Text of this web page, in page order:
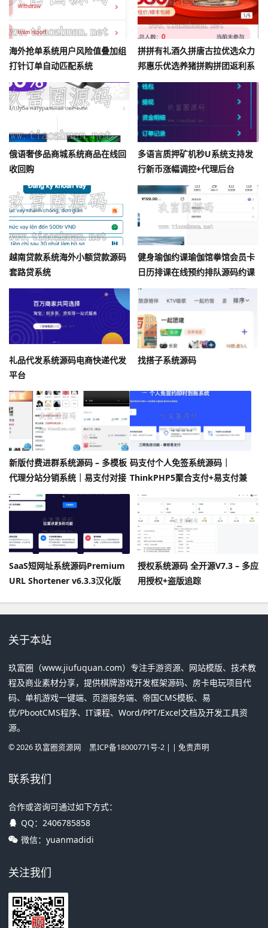
海外抢单系统用户风险值叠加组
打针订单自动匹配系统
拼拼有礼酒久拼唐古拉优选众力
邦惠乐优选养猪拼购拼团返利系
统
俄语奢侈品商城系统商品在线回
收回购
多语言质押矿机秒U系统支持发
行新币涨幅调控+代理后台
越南贷款系统海外小额贷款源码
套路贷系统
健身瑜伽约课瑜伽馆拳馆会员卡
日历排课在线预约排队源码约课
健身管理系统小程序多门店
礼品代发系统源码电商快递代发
平台
找搭子系统源码
新版付费进群系统源码 – 多模板
代理分站分销系统｜易支付对接
同城定位
码支付个人免签系统源码｜
ThinkPHP5聚合支付+易支付兼
容
SaaS短网址系统源码Premium
URL Shortener v6.3.3汉化版
授权系统源码 全开源V7.3 – 多应
用授权+盗版追踪
关于本站
玖富圈（www.jiufuquan.com）专注手游资源、网站模版、技术教
程及商业素材分享，提供棋牌游戏开发框架源码、房卡电玩项目代
码、单机游戏一键端、页游服务端、帝国CMS模板、易
优/PbootCMS程序、IT课程、Word/PPT/Excel文档及开发工具资
源。
©2026玖富圈资源网 黑ICP备18000771号-2| | 免责声明
联系我们
合作或咨询可通过如下方式：
QQ： 2406785858
微信：yuanmadidi
关注我们